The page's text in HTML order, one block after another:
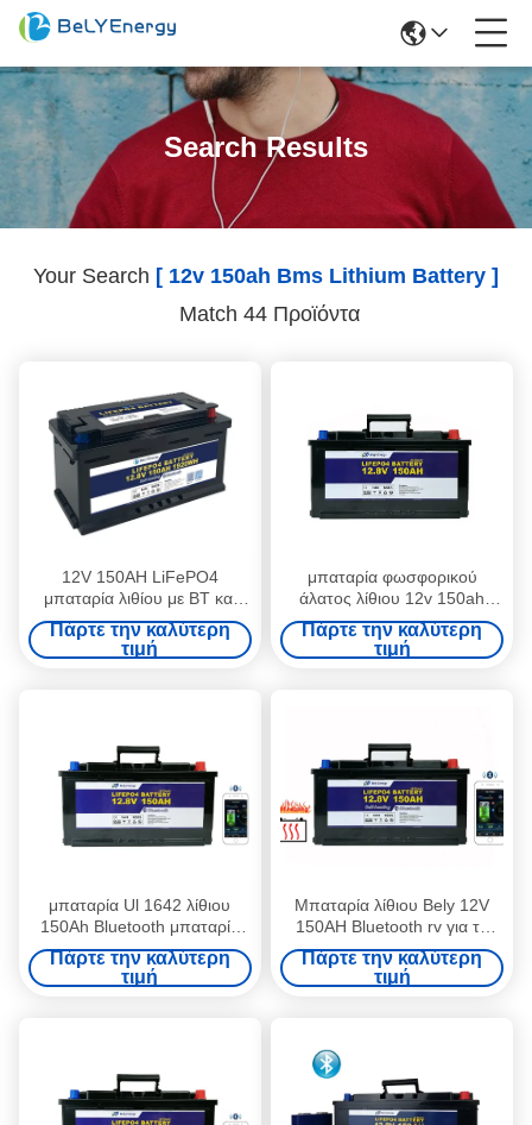
Search Results
Your Search [ 12v 150ah Bms Lithium Battery ]
Match 44 Προϊόντα
12V 150AH LiFePO4
μπαταρία λιθίου με BT και
αυτοθέρμανση για
αποθήκευση ενέργειας
Πάρτε την καλύτερη
τιμή
μπαταρία φωσφορικού
άλατος λίθιου 12v 150ah
Lifepo4 BMS για το σύστημα
ηλεκτρικής δύναμης
Πάρτε την καλύτερη
τιμή
μπαταρία Ul 1642 λίθιου
150Ah Bluetooth μπαταρία
λίθιου 12v με BMS
Πάρτε την καλύτερη
τιμή
Μπαταρία λίθιου Bely 12V
150AH Bluetooth rv για το
φωτεινό σηματοδότη ηλιακών
συστημάτων rv
Πάρτε την καλύτερη
τιμή